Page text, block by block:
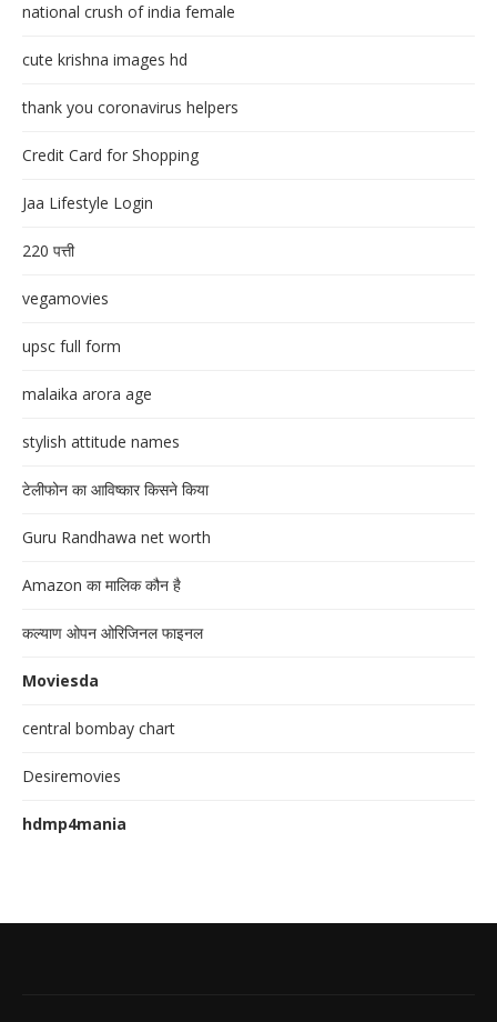
national crush of india female
cute krishna images hd
thank you coronavirus helpers
Credit Card for Shopping
Jaa Lifestyle Login
220 पत्ती
vegamovies
upsc full form
malaika arora age
stylish attitude names
टेलीफोन का आविष्कार किसने किया
Guru Randhawa net worth
Amazon का मालिक कौन है
कल्याण ओपन ओरिजिनल फाइनल
Moviesda
central bombay chart
Desiremovies
hdmp4mania